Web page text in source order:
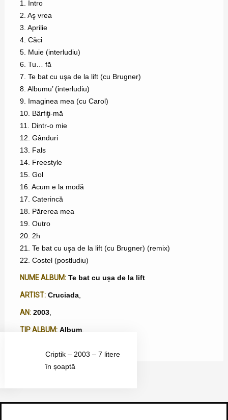
1. Intro
2. Aş vrea
3. Aprilie
4. Căci
5. Muie (interludiu)
6. Tu… fă
7. Te bat cu uşa de la lift (cu Brugner)
8. Albumu’ (interludiu)
9. Imaginea mea (cu Carol)
10. Bârfiţi-mă
11. Dintr-o mie
12. Gânduri
13. Fals
14. Freestyle
15. Gol
16. Acum e la modă
17. Caterincă
18. Părerea mea
19. Outro
20. 2h
21. Te bat cu uşa de la lift (cu Brugner) (remix)
22. Costel (postludiu)
NUME ALBUM: Te bat cu ușa de la lift
ARTIST: Cruciada,
AN: 2003,
TIP ALBUM: Album,
Criptik – 2003 – 7 litere
în șoaptă